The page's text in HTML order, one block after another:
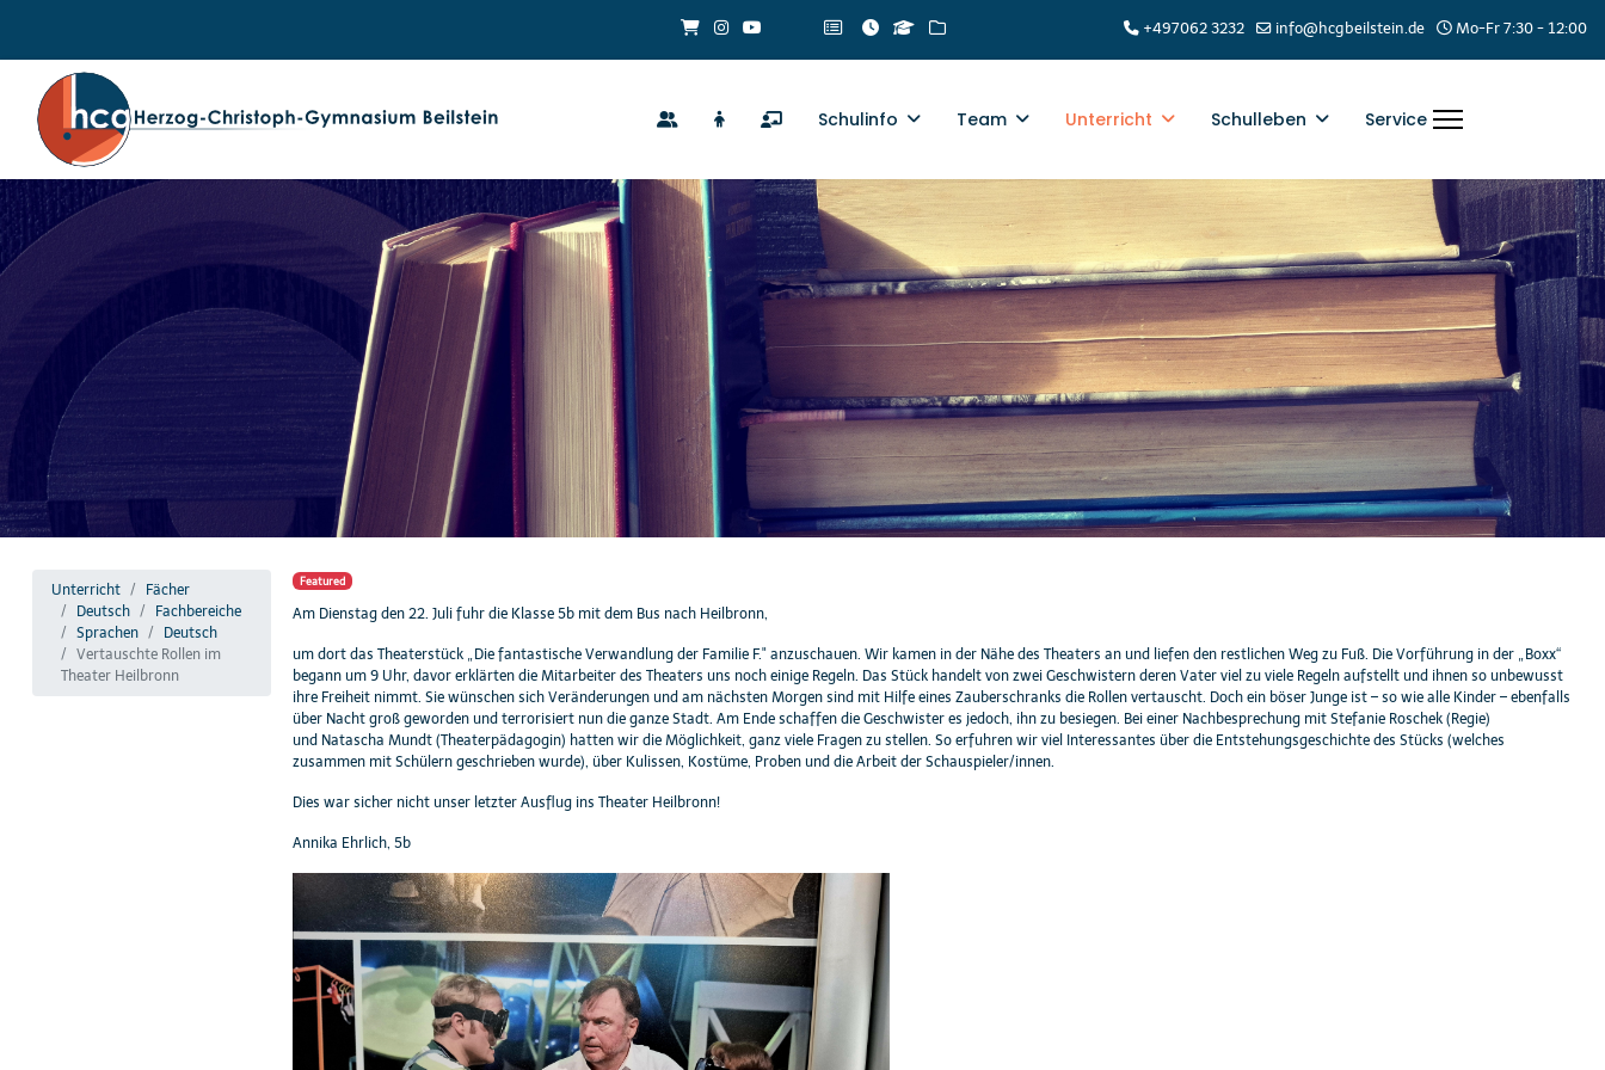
+497062 3232 info@hcgbeilstein.de Mo-Fr 7:30 - 12:00
Schulinfo Team Unterricht Schulleben Service
Unterricht
Fächer
Deutsch
Fachbereiche
Sprachen
Deutsch
Vertauschte Rollen im
Theater Heilbronn
Featured
Am Dienstag den 22. Juli fuhr die Klasse 5b mit dem Bus nach Heilbronn,
um dort das Theaterstück „Die fantastische Verwandlung der Familie F." anzuschauen. Wir kamen in der Nähe des Theaters an und liefen den restlichen Weg zu Fuß. Die Vorführung in der „Boxx“
begann um 9 Uhr, davor erklärten die Mitarbeiter des Theaters uns noch einige Regeln. Das Stück handelt von zwei Geschwistern deren Vater viel zu viele Regeln aufstellt und ihnen so unbewusst
ihre Freiheit nimmt. Sie wünschen sich Veränderungen und am nächsten Morgen sind mit Hilfe eines Zauberschranks die Rollen vertauscht. Doch ein böser Junge ist – so wie alle Kinder – ebenfalls
über Nacht groß geworden und terrorisiert nun die ganze Stadt. Am Ende schaffen die Geschwister es jedoch, ihn zu besiegen. Bei einer Nachbesprechung mit Stefanie Roschek (Regie)
und Natascha Mundt (Theaterpädagogin) hatten wir die Möglichkeit, ganz viele Fragen zu stellen. So erfuhren wir viel Interessantes über die Entstehungsgeschichte des Stücks (welches
zusammen mit Schülern geschrieben wurde), über Kulissen, Kostüme, Proben und die Arbeit der Schauspieler/innen.
Dies war sicher nicht unser letzter Ausflug ins Theater Heilbronn!
Annika Ehrlich, 5b